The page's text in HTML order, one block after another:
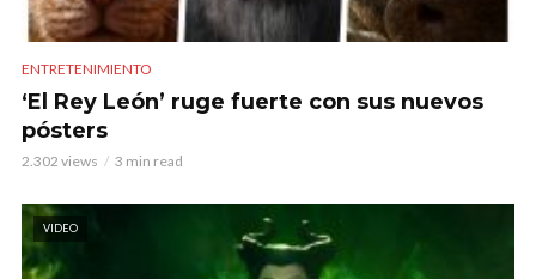
ENTRETENIMIENTO
‘El Rey León’ ruge fuerte con sus nuevos
pósters
2.302 views 3 min read
VIDEO